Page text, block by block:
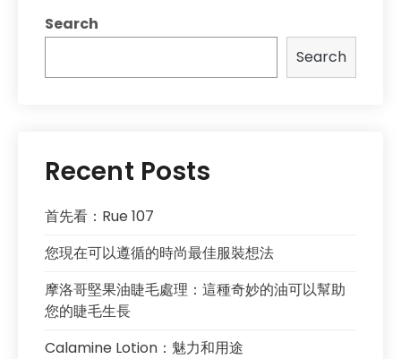
Search
Search
Recent Posts
首先看：Rue 107
您現在可以遵循的時尚最佳服裝想法
摩洛哥堅果油睫毛處理：這種奇妙的油可以幫助
您的睫毛生長
Calamine Lotion：魅力和用途